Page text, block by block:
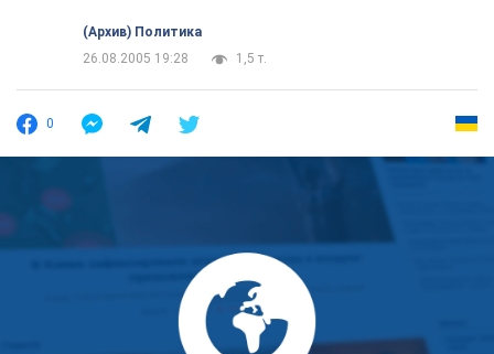
(Архив) Политика
26.08.2005 19:28
1,5 т.
0